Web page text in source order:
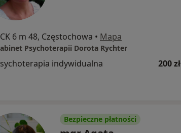
6 m 48, Częstochowa • Mapa
Psychoterapii Dorota Rychter
indywidualna 200 zł
Bezpieczne płatności